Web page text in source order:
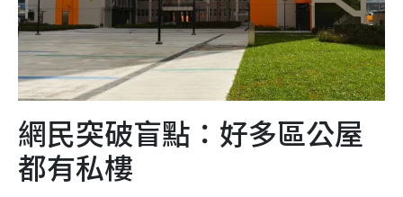
網民突破盲點：好多區公屋
都有私樓